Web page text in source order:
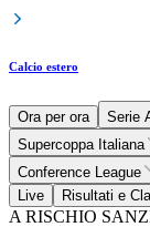
Calcio estero
Ora per ora Serie
Supercoppa Italiana
Conference League
Live
Risultati e
A RISCHIO